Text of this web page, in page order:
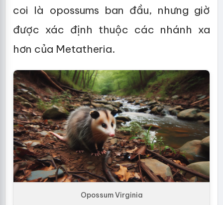
coi là opossums ban đầu, nhưng giờ
được xác định thuộc các nhánh xa
hơn của Metatheria.
Opossum Virginia